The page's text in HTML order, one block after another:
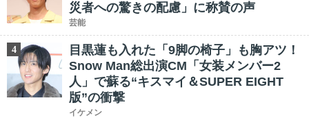
災者への驚きの配慮」に称賛の声
芸能
4
目黒蓮も入れた「9脚の椅子」も胸アツ！
Snow Man総出演CM「女装メンバー2
人」で蘇る“キスマイ＆SUPER EIGHT
版”の衝撃
イケメン